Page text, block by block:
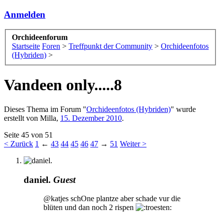
Anmelden
Orchideenforum
Startseite Foren > Treffpunkt der Community > Orchideenfotos
(Hybriden) >
Vandeen only.....8
Dieses Thema im Forum "Orchideenfotos (Hybriden)" wurde
erstellt von Milla, 15. Dezember 2010.
Seite 45 von 51
< Zurück 1 ← 43 44 45 46 47 → 51 Weiter >
daniel. Guest
@katjes schOne plantze aber schade vur die
blüten und dan noch 2 rispen